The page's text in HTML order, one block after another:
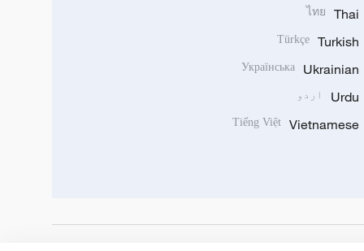
Thai
ไทย
Turkish
Türkçe
Ukrainian
Українська
Urdu اردو
Vietnamese
Tiếng Việt